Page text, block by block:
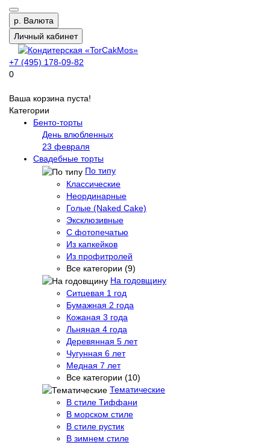
р. Валюта
Личный кабинет
+7 (495) 178-09-82
0
Ваша корзина пуста!
Категории
Бенто-торты
День влюбленных
23 февраля
Свадебные торты
По типу
Классические
Неординарные
Голые (Naked Cake)
Эксклюзивные
С фотопечатью
Из капкейков
Из профитролей
Все категории (9)
На годовщину
Ситцевая 1 год
Бумажная 2 года
Кожаная 3 года
Льняная 4 года
Деревянная 5 лет
Чугунная 6 лет
Медная 7 лет
Все категории (10)
Тематические
В стиле Тиффани
В морском стиле
В стиле рустик
В зимнем стиле